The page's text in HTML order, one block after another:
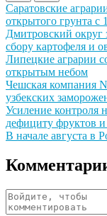
Иллюстрация
Саратовские
открытого грунта с
Иллюстрация
Дмитровский округ
сбору картофеля и
Иллюстрация
Липецкие аграрии
открытым небом
Иллюстрация
Чешская компания
узбекских
Иллюстрация
Усиление контроля
дефициту фруктов
Иллюстрация
В начале августа в